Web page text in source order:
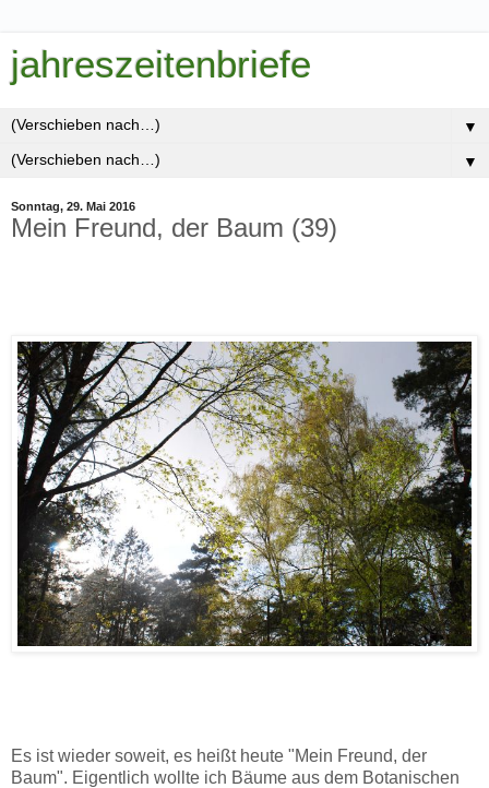
jahreszeitenbriefe
▼
▼
Sonntag, 29. Mai 2016
Mein Freund, der Baum (39)
Es ist wieder soweit, es heißt heute "Mein Freund, der
Baum". Eigentlich wollte ich Bäume aus dem Botanischen